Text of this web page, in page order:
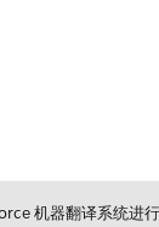
机器翻译系统进